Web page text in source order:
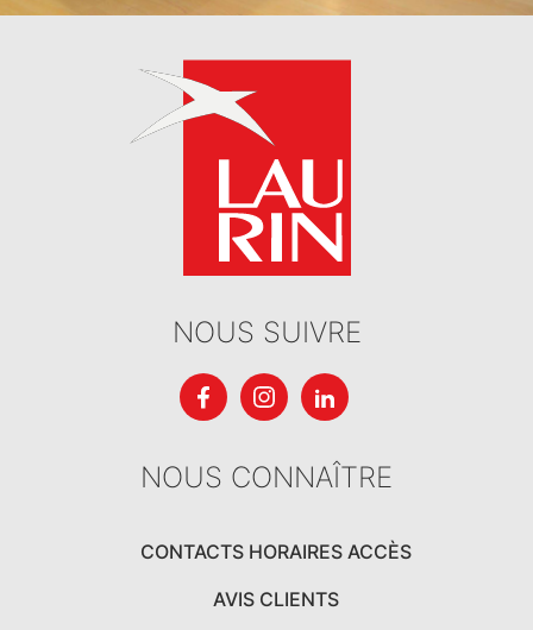
NOUS SUIVRE
NOUS CONNAÎTRE
CONTACTS HORAIRES ACCÈS
AVIS CLIENTS